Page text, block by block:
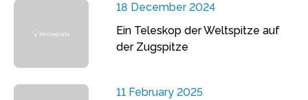
18 December 2024
Ein Teleskop der Weltspitze auf
der Zugspitze
11 February 2025